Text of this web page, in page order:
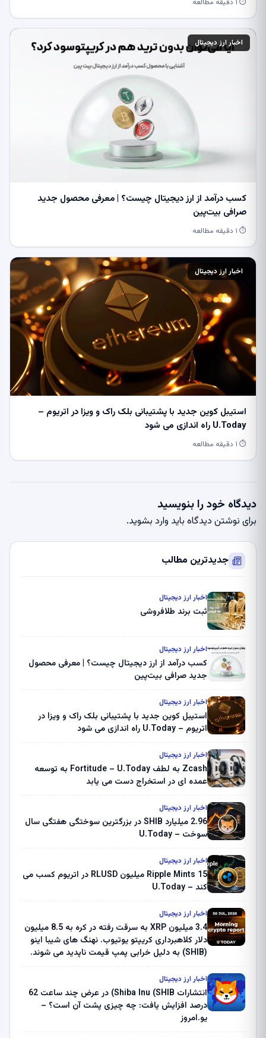
⏱ ۱ دقیقه مطالعه
اخبار ارز دیجیتال
کسب درآمد از ارز دیجیتال چیست؟ | معرفی محصول جدید
صرافی بیت‌پین
⏱ ۱ دقیقه مطالعه
اخبار ارز دیجیتال
استیبل کوین جدید با پشتیبانی بلک راک و ویزا در اتریوم –
U.Today راه اندازی می شود
⏱ ۱ دقیقه مطالعه
دیدگاه خود را بنویسید
برای نوشتن دیدگاه باید وارد بشوید.
جدیدترین مطالب
اخبار ارز دیجیتال
ثبت برند طلافروشی
اخبار ارز دیجیتال
کسب درآمد از ارز دیجیتال چیست؟ | معرفی محصول
جدید صرافی بیت‌پین
اخبار ارز دیجیتال
استیبل کوین جدید با پشتیبانی بلک راک و ویزا در
اتریوم – U.Today راه اندازی می شود
اخبار ارز دیجیتال
Zcash به لطف Fortitude – U.Today به توسعه
عمده ای در استخراج دست می یابد
اخبار ارز دیجیتال
2.96 میلیارد SHIB در بزرگترین سوختگی هفتگی سال
سوخت – U.Today
اخبار ارز دیجیتال
Ripple Mints 15 میلیون RLUSD در اتریوم کسب می
کند – U.Today
اخبار ارز دیجیتال
3.4 میلیون XRP به سرقت رفته در کره به 8.5 میلیون
دلار کلاهبرداری کریپتو یوتیوب. نهنگ های شیبا اینو
(SHIB) به دلیل خرابی پمپ قیمت ناپدید می شوند.
ثبت کرد – گزارش کریپتو صبح – U.Today
اخبار ارز دیجیتال
انتشارات Shiba Inu (SHIB) در عرض چند ساعت 62
درصد افزایش یافت: چه چیزی پشت آن است؟ –
یو.امروز